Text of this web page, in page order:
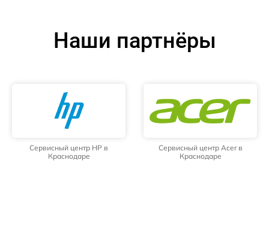
Наши партнёры
Сервисный центр HP в
Краснодаре
Сервисный центр Acer в
Краснодаре